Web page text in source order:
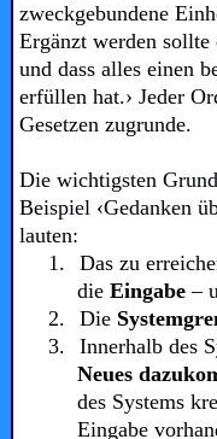
zweckgebundene
Ergänzt werden
und dass alles einen
erfüllen hat.› Jeder
Gesetzen zugrunde.
Die wichtigsten
Beispiel ‹Gedanken
lauten:
1.
Das zu
dieEingabe –
2.
Die
3.
Innerhalb des
Neues
des Systems
Eingabe